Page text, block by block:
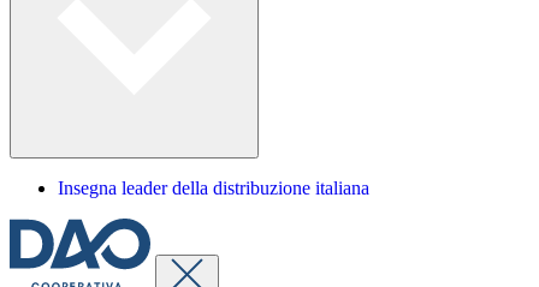
Insegna leader della distribuzione italiana